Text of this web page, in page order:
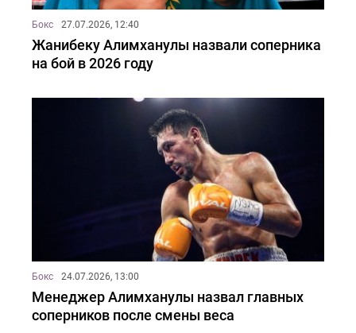
Бокс 27.07.2026, 12:40
Жанибеку Алимханулы назвали соперника
на бой в 2026 году
Бокс 24.07.2026, 13:00
Менеджер Алимханулы назвал главных
соперников после смены веса